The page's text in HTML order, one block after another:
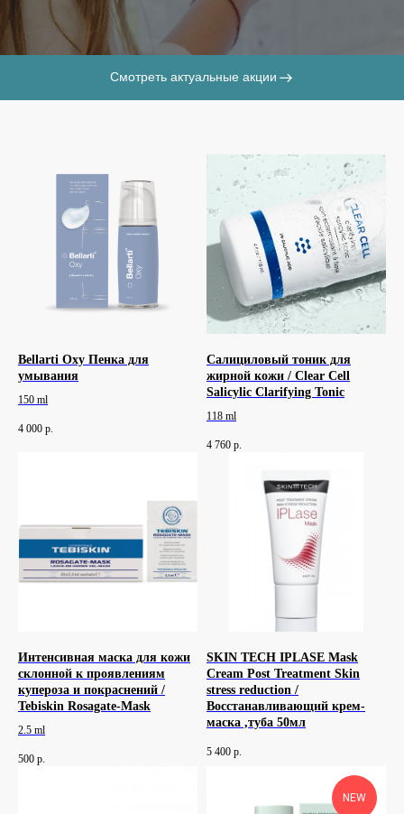
Смотреть актуальные акции
Bellarti Oxy Пенка для
умывания
150 ml
4 000 р.
Салициловый тоник для
жирной кожи / Clear Cell
Salicylic Clarifying Tonic
118 ml
4 760 р.
Интенсивная маска для кожи
склонной к проявлениям
купероза и покраснений /
Tebiskin Rosagate-Mask
2.5 ml
500 р.
SKIN TECH IPLASE Mask
Cream Post Treatment Skin
stress reduction /
Восстанавливающий крем-
маска ,туба 50мл
5 400 р.
NEW